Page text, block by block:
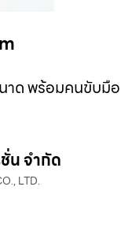
นาด พร้อมคนขับมือ
น จำกัด
LTD.